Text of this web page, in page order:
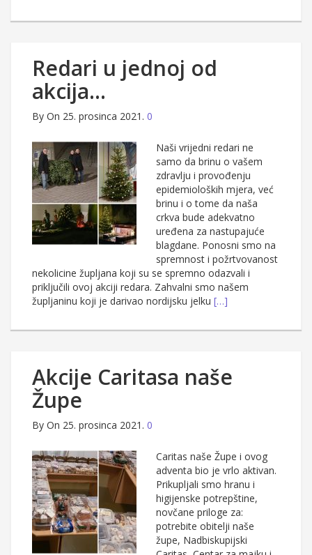
Redari u jednoj od
akcija…
By On 25. prosinca 2021. 0
Naši vrijedni redari ne
samo da brinu o vašem
zdravlju i provođenju
epidemioloških mjera, već
brinu i o tome da naša
crkva bude adekvatno
uređena za nastupajuće
blagdane. Ponosni smo na
spremnost i požrtvovanost
nekolicine župljana koji su se spremno odazvali i
priključili ovoj akciji redara. Zahvalni smo našem
župljaninu koji je darivao nordijsku jelku […]
Akcije Caritasa naše
Župe
By On 25. prosinca 2021. 0
Caritas naše Župe i ovog
adventa bio je vrlo aktivan.
Prikupljali smo hranu i
higijenske potrepštine,
novčane priloge za:
potrebite obitelji naše
župe, Nadbiskupijski